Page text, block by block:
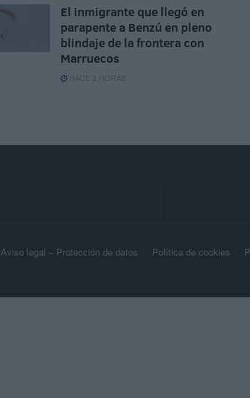
El inmigrante que llegó en
parapente a Benzú en pleno
blindaje de la frontera con
Marruecos
HACE 3 HORAS
Aviso legal – Protección de datos Política de cookies